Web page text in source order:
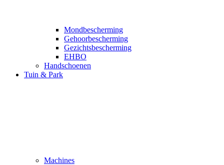
Mondbescherming
Gehoorbescherming
Gezichtsbescherming
EHBO
Handschoenen
Tuin & Park
Machines